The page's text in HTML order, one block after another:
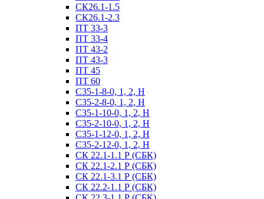
СК26.1-1.5
СК26.1-2.3
ПТ 33-3
ПТ 33-4
ПТ 43-2
ПТ 43-3
ПТ 45
ПТ 60
С35-1-8-0, 1, 2, Н
С35-2-8-0, 1, 2, Н
С35-1-10-0, 1, 2, Н
С35-2-10-0, 1, 2, Н
С35-1-12-0, 1, 2, Н
С35-2-12-0, 1, 2, Н
СК 22.1-1.1 Р (СБК)
СК 22.1-2.1 Р (СБК)
СК 22.1-3.1 Р (СБК)
СК 22.2-1.1 Р (СБК)